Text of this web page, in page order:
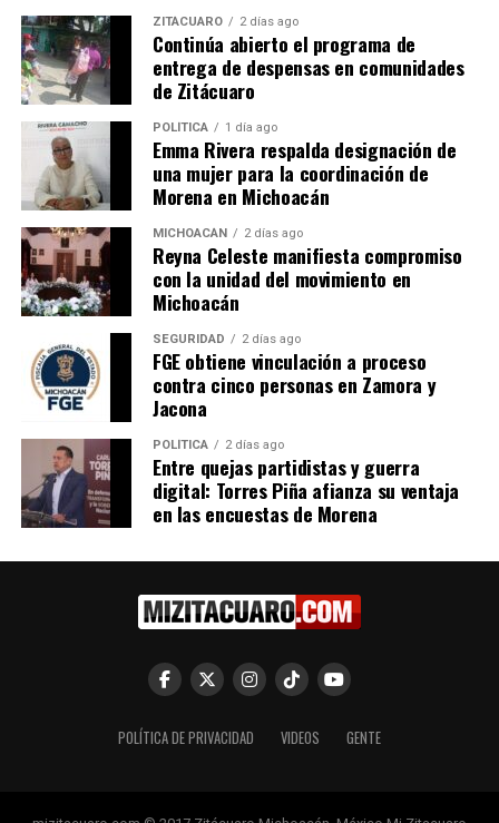
Reciben nuevo
equipamiento escuelas de
iniciación artística de
Michoacán
18 noviembre, 2014
En "Michoacán"
Fortalecerán de manera
integral promoción y difusión
de la cultura en Michoacán
7 enero, 2016
En "Michoacán"
¿Te gusta el teatro ?
Zitácuaro tendrá un taller de
teatro para docentes gratis.
17 enero, 2022
En "Zitácuaro"
RELATED TOPICS:
Inicia construcción de la Casa del Adulto Mayor en
competencias laborales y humanismo: SEE
ZITÁCUARO 2 días ago
Continúa abierto el programa de
entrega de despensas en comunidades
de Zitácuaro
POLÍTICA 1 día ago
Emma Rivera respalda designación de
una mujer para la coordinación de
Morena en Michoacán
MICHOACÁN 2 días ago
Reyna Celeste manifiesta compromiso
con la unidad del movimiento en
Michoacán
SEGURIDAD 2 días ago
FGE obtiene vinculación a proceso
contra cinco personas en Zamora y
Jacona
POLÍTICA 2 días ago
Entre quejas partidistas y guerra
digital: Torres Piña afianza su ventaja
en las encuestas de Morena
POLÍTICA DE PRIVACIDAD VIDEOS GENTE